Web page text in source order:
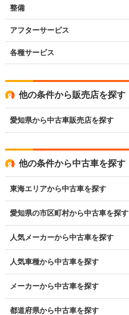
整備
アフターサービス
各種サービス
他の条件から販売店を探す
愛知県から中古車販売店を探す
他の条件から中古車を探す
東海エリアから中古車を探す
愛知県の市区町村から中古車を探す
人気メーカーから中古車を探す
人気車種から中古車を探す
メーカーから中古車を探す
都道府県から中古車を探す